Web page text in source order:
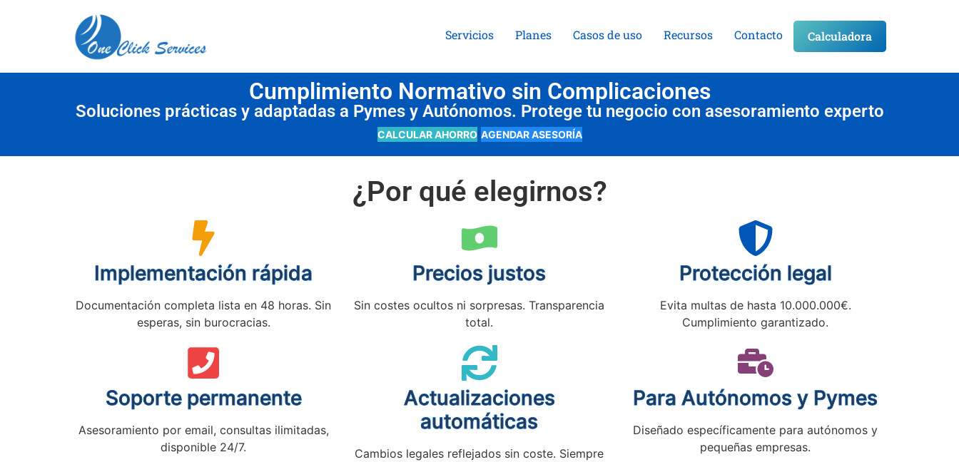
Servicios Planes Casos de uso Recursos Contacto Calculadora
Cumplimiento Normativo sin Complicaciones
Soluciones prácticas y adaptadas a Pymes y Autónomos. Protege tu negocio con asesoramiento experto
CALCULAR AHORRO AGENDAR ASESORÍA
¿Por qué elegirnos?
Implementación rápida
Documentación completa lista en 48 horas. Sin
esperas, sin burocracias.
Precios justos
Sin costes ocultos ni sorpresas. Transparencia
total.
Protección legal
Evita multas de hasta 10.000.000€.
Cumplimiento garantizado.
Soporte permanente
Asesoramiento por email, consultas ilimitadas,
disponible 24/7.
Actualizaciones
automáticas
Cambios legales reflejados sin coste. Siempre
Para Autónomos y Pymes
Diseñado específicamente para autónomos y
pequeñas empresas.